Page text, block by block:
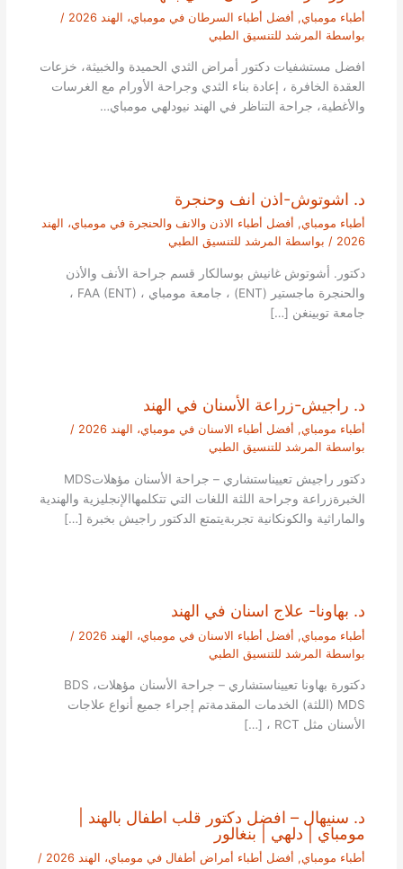
أطباء مومباي, أفضل أطباء السرطان في مومباي، الهند 2026
/
بواسطة المرشد للتنسيق الطبي
افضل مستشفيات دكتور أمراض الثدي الحميدة والخبيثة، خزعات
العقدة الخافرة ، إعادة بناء الثدي وجراحة الأورام مع الغرسات
والأغطية، جراحة التناظر في الهند نيودلهي مومباي…
د. اشوتوش-اذن انف وحنجرة
أطباء مومباي, أفضل أطباء الاذن والانف والحنجرة في مومباي، الهند
2026 / بواسطة المرشد للتنسيق الطبي
دكتور. أشوتوش غانيش بوسالكار قسم جراحة الأنف والأذن
والحنجرة ماجستير (ENT) ، جامعة مومباي ، FAA (ENT) ،
جامعة توبينغن […]
د. راجيش-زراعة الأسنان في الهند
أطباء مومباي, أفضل أطباء الاسنان في مومباي، الهند 2026
/
بواسطة المرشد للتنسيق الطبي
دكتور راجيش تعييناستشاري – جراحة الأسنان مؤهلاتMDS
الخبرةزراعة وجراحة اللثة اللغات التي تتكلمهاالإنجليزية والهندية
والماراثية والكونكانية تجربةيتمتع الدكتور راجيش بخبرة […]
د. بهاونا- علاج اسنان في الهند
أطباء مومباي, أفضل أطباء الاسنان في مومباي، الهند 2026
/
بواسطة المرشد للتنسيق الطبي
دكتورة بهاونا تعييناستشاري – جراحة الأسنان مؤهلاتBDS ،
MDS (اللثة) الخدمات المقدمةتم إجراء جميع أنواع علاجات
الأسنان مثل RCT ، […]
د. سنيهال – افضل دكتور قلب اطفال بالهند |
مومباي | دلهي | بنغالور
أطباء مومباي, أفضل أطباء أمراض أطفال في مومباي، الهند 2026
/